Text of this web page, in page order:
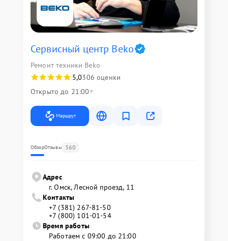
Сервисный центр Beko
Ремонт техники Beko
5,0306 оценки
Открыто до 21:00
Маршрут
ОбзорОтзывы 360
Адрес
г. Омск, ​Лесной проезд, 11
Контакты
+7 (381) 267-81-50
+7 (800) 101-01-54
Время работы
Работаем с 09:00 до 21:00